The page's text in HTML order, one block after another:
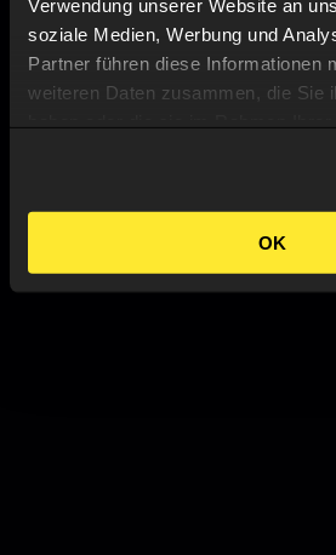
Verwendung unserer Website an
soziale Medien, Werbung und
Partner führen diese Informationen
weiteren Daten zusammen, die Sie
OK